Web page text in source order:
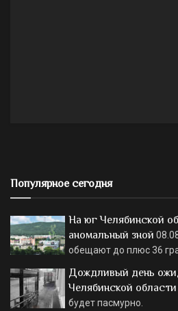
Популярное сегодня
На юг Челябинской
аномальный зной
обещают до плюс 36
Дождливый день
Челябинской области
будет пасмурно.